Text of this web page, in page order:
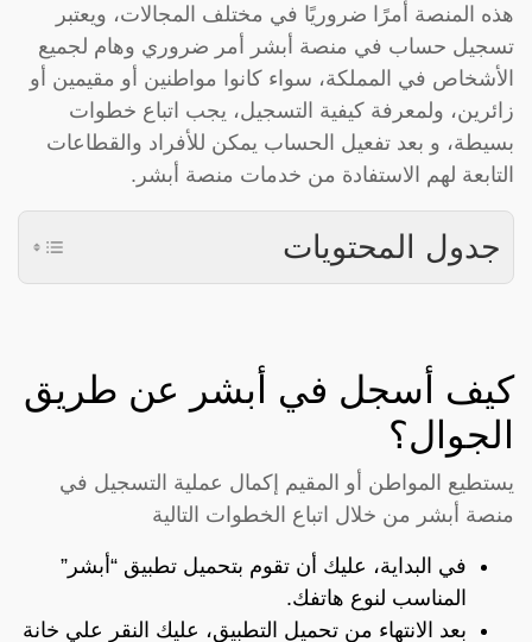
هذه المنصة أمرًا ضروريًا في مختلف المجالات، ويعتبر
تسجيل حساب في منصة أبشر أمر ضروري وهام لجميع
الأشخاص في المملكة، سواء كانوا مواطنين أو مقيمين أو
زائرين، ولمعرفة كيفية التسجيل، يجب اتباع خطوات
بسيطة، و بعد تفعيل الحساب يمكن للأفراد والقطاعات
التابعة لهم الاستفادة من خدمات منصة أبشر.
جدول المحتويات
كيف أسجل في أبشر عن طريق
الجوال؟
يستطيع المواطن أو المقيم إكمال عملية التسجيل في
منصة أبشر من خلال اتباع الخطوات التالية
في البداية، عليك أن تقوم بتحميل تطبيق “أبشر”
المناسب لنوع هاتفك.
بعد الانتهاء من تحميل التطبيق، عليك النقر علي خانة